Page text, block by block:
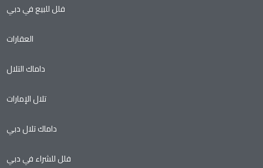
فلل للبيع في دبي
العقارات
داماك التلال
تلال الإمارات
داماك تلال دبي
فلل للشراء في دبي